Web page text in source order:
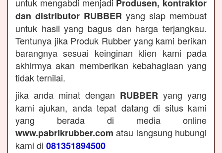
untuk mengabdi menjadi Produsen, kontraktor
dan distributor RUBBER yang siap membuat
untuk hasil yang bagus dan harga terjangkau.
Tentunya jika Produk Rubber yang kami berikan
barangnya sesuai keinginan klien kami pada
akhirmya akan memberikan kebahagiaan yang
tidak ternilai.
jika anda minat dengan RUBBER yang yang
kami ajukan, anda tepat datang di situs kami
yang berada di media online
www.pabrikrubber.com atau langsung hubungi
kami di 081351894500